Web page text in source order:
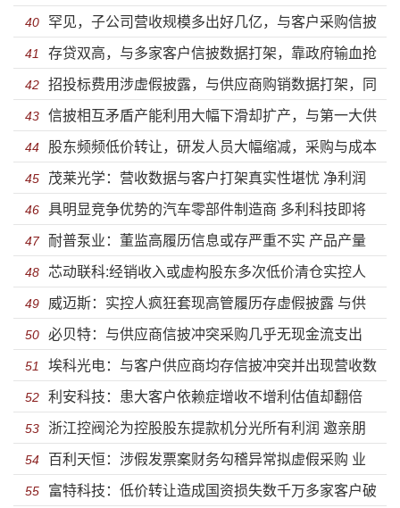
IPO
收购净资产超百万集体资产，安全事故频发未披露，涉
嫌刻意不为员工缴纳公积金——荣泰电工IPO
40 罕见，子公司营收规模多出好几亿，与客户采购信披
数据打架，支付费用异常有钱分红没钱交税——平安电
工IPO
41 存贷双高，与多家客户信披数据打架，靠政府输血抢
占中低端市场——华虹半导闯关科创板
42 招投标费用涉虚假披露，与供应商购销数据打架，同
项目收入披露相差上千万——朗坤环境迎来申购
43 信披相互矛盾产能利用大幅下滑却扩产，与第一大供
应商财务数据打架，分红金额与募资补流相当——联域
光电IPO
44 股东频频低价转让，研发人员大幅缩减，采购与成本
不匹配，实缴资本为“0”元成立次年便成为大客户—思必
驰IPO
45 茂莱光学：营收数据与客户打架真实性堪忧 净利润
率持续下滑或隐瞒关联信息未披露
46 具明显竞争优势的汽车零部件制造商 多利科技即将
迎来申购
47 耐普泵业：董监高履历信息或存严重不实 产品产量
与销量前后披露不一致且与竞争对手信披不符
48 芯动联科:经销收入或虚构股东多次低价清仓实控人
卡脖子年入百万 2名销售创上亿元营收关联交易占比近四
成
49 威迈斯：实控人疯狂套现高管履历存虚假披露 与供
应商信披格格不入巨额采购无法对账客户入股营收飙升
股东欠巨额外债
50 必贝特：与供应商信披冲突采购几乎无现金流支出
信披前后矛盾无产品上市估值却超100亿元低价倒腾股权
引质疑
51 埃科光电：与客户供应商均存信披冲突并出现营收数
据勾稽异常 实控人等股东巨额套现 产品价格遭大幅下滑
产销率不足却数倍扩产
52 利安科技：患大客户依赖症增收不增利估值却翻倍
子公司悉数亏损半数发明靠受让收购实控人巨额亏空资
产
53 浙江控阀沦为控股股东提款机分光所有利润 邀亲朋
好友薅羊毛购假发票逃税信披问题重重
54 百利天恒：涉假发票案财务勾稽异常拟虚假采购 业
绩持续下滑依赖补助偿债能力弱巨额推广费存猫腻
55 富特科技：低价转让造成国资损失数千万多家客户破